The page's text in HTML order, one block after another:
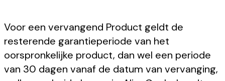
Voor een vervangend Product geldt de
resterende garantieperiode van het
oorspronkelijke product, dan wel een periode
van 30 dagen vanaf de datum van vervanging,